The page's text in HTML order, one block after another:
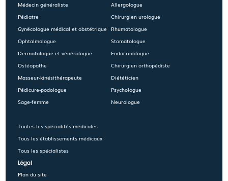
Médecin généraliste
Pédiatre
Gynécologue médical et obstétrique
Ophtalmologue
Dermatologue et vénérologue
Ostéopathe
Masseur-kinésithérapeute
Pédicure-podologue
Sage-femme
Toutes les spécialités médicales
Tous les établissements médicaux
Tous les spécialistes
Allergologue
Chirurgien urologue
Rhumatologue
Stomatologue
Endocrinologue
Chirurgien orthopédiste
Diététicien
Psychologue
Neurologue
Légal
Plan du site